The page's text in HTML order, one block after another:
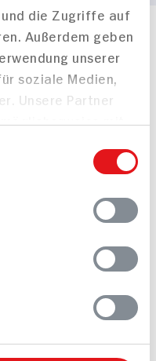
die Zugriffe auf
Außerdem geben
unserer
soziale Medien,
Unsere Partner
im Rahmen